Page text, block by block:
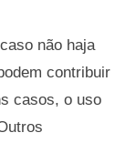
não haja
contribuir
casos, o uso